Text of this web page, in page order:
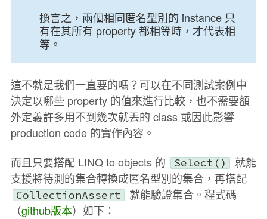
換言之，兩個相同匿名型別的 instance 只
有在其所有 property 都相等時，才代表相
等。
這不就是我們一直要的嗎？可以在不同測試案例中
決定以哪些 property 的值來進行比較，也不需要額
外定義許多用不到幾次就丟的 class 或因此影響
production code 的實作內容。
而且只要搭配 LINQ to objects 的
Select()
就能
支援將待測的集合轉換成匿名型別的集合，再搭配
CollectionAssert
就能驗證集合。程式碼
（github版本）如下：